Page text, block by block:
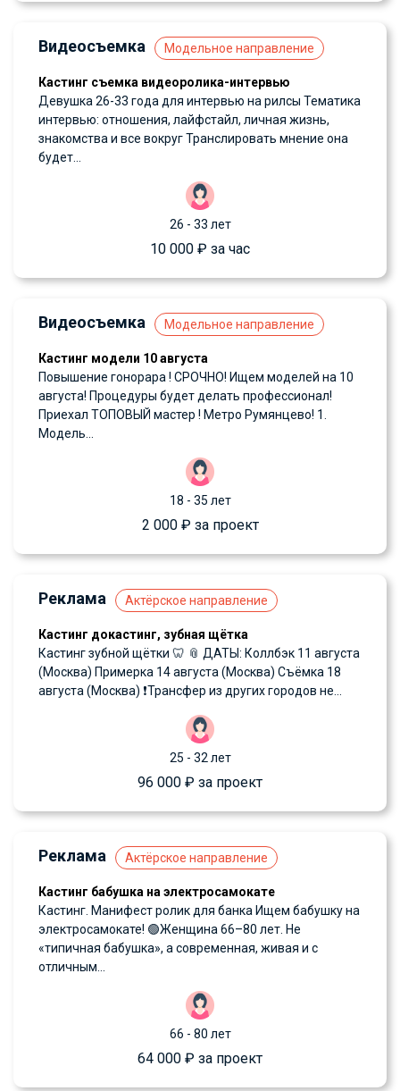
Видеосъемка Модельное направление
Кастинг съемка видеоролика-интервью
Девушка 26-33 года для интервью на рилсы Тематика
интервью: отношения, лайфстайл, личная жизнь,
знакомства и все вокруг Транслировать мнение она
будет...
26 - 33 лет
10 000 ₽ за час
Видеосъемка Модельное направление
Кастинг модели 10 августа
Повышение гонорара ! СРОЧНО! Ищем моделей на 10
августа! Процедуры будет делать профессионал!
Приехал ТОПОВЫЙ мастер ! Метро Румянцево! 1.
Модель...
18 - 35 лет
2 000 ₽ за проект
Реклама Актёрское направление
Кастинг докастинг, зубная щётка
Кастинг зубной щётки 🦷 📎 ДАТЫ: Коллбэк 11 августа
(Москва) Примерка 14 августа (Москва) Съёмка 18
августа (Москва) ❗️Трансфер из других городов не...
25 - 32 лет
96 000 ₽ за проект
Реклама Актёрское направление
Кастинг бабушка на электросамокате
Кастинг. Манифест ролик для банка Ищем бабушку на
электросамокате! 🟢Женщина 66–80 лет. Не
«типичная бабушка», а современная, живая и с
отличным...
66 - 80 лет
64 000 ₽ за проект